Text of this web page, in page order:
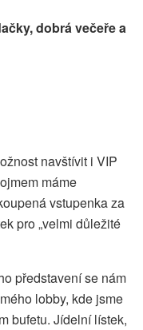
dobrá večeře a
navštívit i VIP
máme
vstupenka za
pro „velmi důležité
představení se nám
lobby, kde jsme
bufetu. Jídelní lístek,